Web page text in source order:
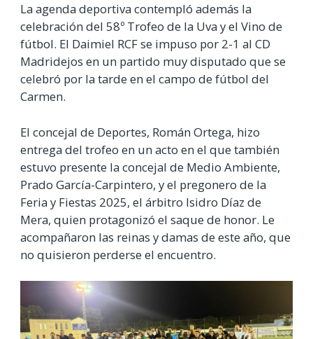
La agenda deportiva contempló además la
celebración del 58º Trofeo de la Uva y el Vino de
fútbol. El Daimiel RCF se impuso por 2-1 al CD
Madridejos en un partido muy disputado que se
celebró por la tarde en el campo de fútbol del
Carmen.
El concejal de Deportes, Román Ortega, hizo
entrega del trofeo en un acto en el que también
estuvo presente la concejal de Medio Ambiente,
Prado García-Carpintero, y el pregonero de la
Feria y Fiestas 2025, el árbitro Isidro Díaz de
Mera, quien protagonizó el saque de honor. Le
acompañaron las reinas y damas de este año, que
no quisieron perderse el encuentro.